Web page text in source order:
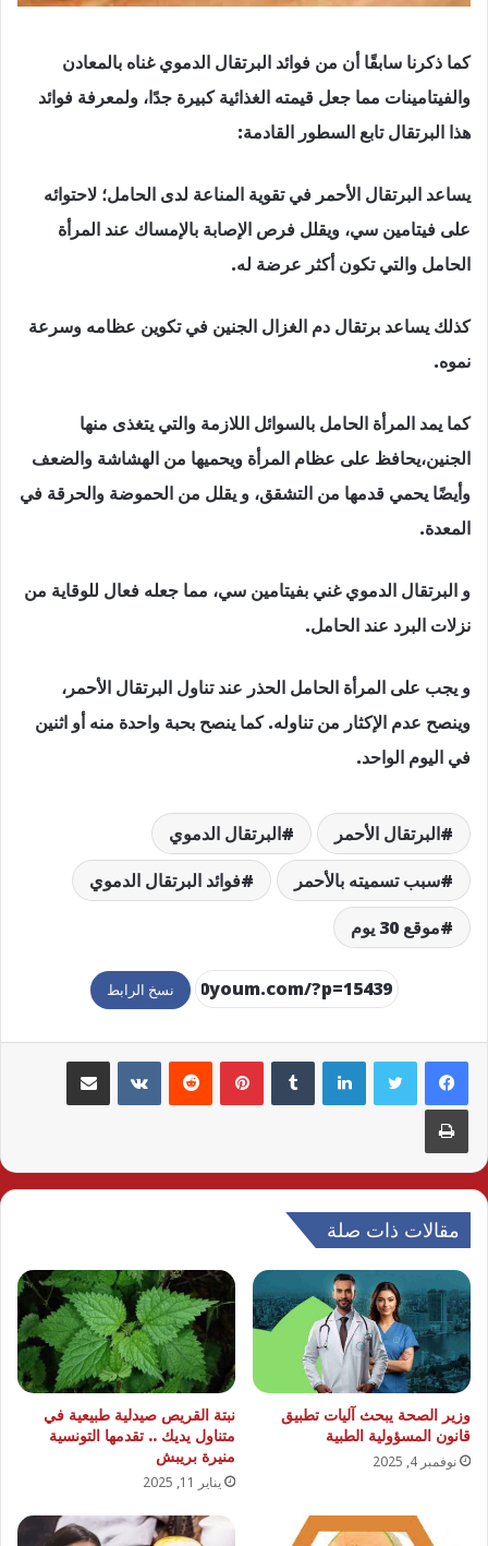
كما ذكرنا سابقًا أن من فوائد البرتقال الدموي غناه بالمعادن
والفيتامينات مما جعل قيمته الغذائية كبيرة جدًا، ولمعرفة فوائد
هذا البرتقال تابع السطور القادمة:
يساعد البرتقال الأحمر في تقوية المناعة لدى الحامل؛ لاحتوائه
على فيتامين سي، ويقلل فرص الإصابة بالإمساك عند المرأة
الحامل والتي تكون أكثر عرضة له.
كذلك يساعد برتقال دم الغزال الجنين في تكوين عظامه وسرعة
نموه.
كما يمد المرأة الحامل بالسوائل اللازمة والتي يتغذى منها
الجنين،يحافظ على عظام المرأة ويحميها من الهشاشة والضعف
وأيضًا يحمي قدمها من التشقق، و يقلل من الحموضة والحرقة في
المعدة.
و البرتقال الدموي غني بفيتامين سي، مما جعله فعال للوقاية من
نزلات البرد عند الحامل.
و يجب على المرأة الحامل الحذر عند تناول البرتقال الأحمر،
وينصح عدم الإكثار من تناوله. كما ينصح بحبة واحدة منه أو اثنين
في اليوم الواحد.
البرتقال الأحمر
البرتقال الدموي
سبب تسميته بالأحمر
فوائد البرتقال الدموي
موقع 30 يوم
نسخ الرابط
لينكدإن بينتيريست مشاركة عبر البريد
طباعة
مقالات ذات صلة
وزير الصحة يبحث آليات تطبيق
قانون المسؤولية الطبية
نوفمبر 4, 2025
نبتة القريص صيدلية طبيعية في
متناول يديك .. تقدمها التونسية
منيرة بريبش
يناير 11, 2025